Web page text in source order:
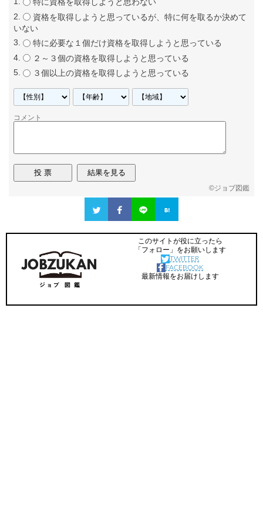
特に資格を取得しようと思わない
資格を取得しようと思っているが、特に何を取るか決めて
いない
特に必要な１個だけ資格を取得しようと思っている
２～３個の資格を取得しようと思っている
３個以上の資格を取得しようと思っている
コメント
©ジョブ図鑑
このサイトが役に立ったら
「フォロー」をお願いします
TWITTER
FACEBOOK
最新情報をお届けします